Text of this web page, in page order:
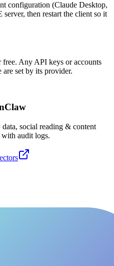
configuration (Claude Desktop,
then restart the client so it
Any API keys or accounts
set by its provider.
social reading & content
with audit logs.